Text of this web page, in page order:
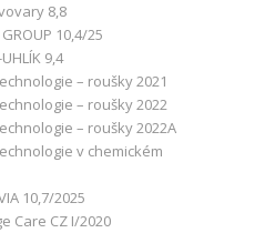
8,8
10,4/25
9,4
– roušky 2021
– roušky 2022
– roušky 2022A
v chemickém
10,7/2025
Care CZ I/2020